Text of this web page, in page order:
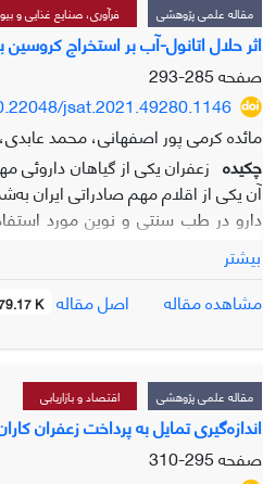
مقاله علمی پژوهشی فرآوری، صنایع غذایی و
اثر حلال اتانول-آب بر استخراج
صفحه285-293
jsat.2021.49280.1146
مائده کرمی پور اصفهانی، محمد
چکیده زعفران یکی از گیاهان
آن یکی از اقلام مهم صادراتی ایران
دارو در طب سنتی و نوین مورد
افسردگی استفاده شده است. با
غلظت کروسین در نمونه‌های استخراج
محلول‌ها پس از زمان سه روز، آب و اتانول با نسبت حجمی 50:50 به عنوان حلال بهینه برای
بیشتر
مشاهده مقاله
اصل مقاله K
مقاله علمی پژوهشی اقتصاد و بازاریابی
اندازه‌گیری تمایل به پرداخت زعفران
صفحه295-310